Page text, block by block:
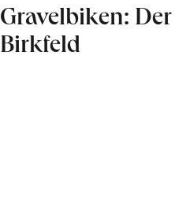
Gravelbiken:
Birkfeld